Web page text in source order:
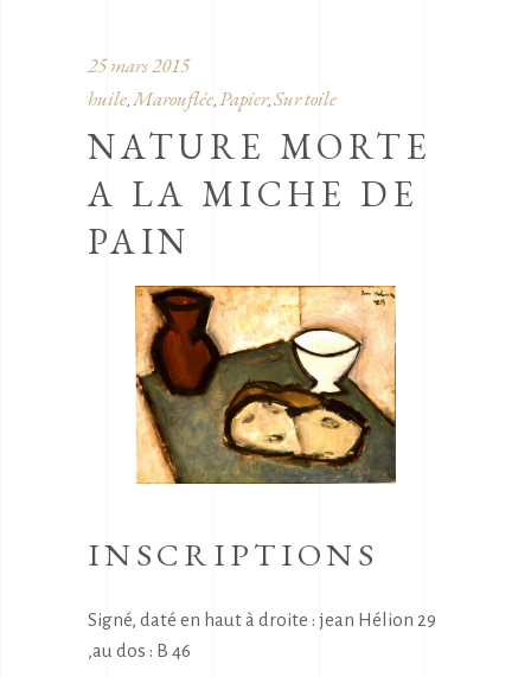
25 mars 2015
huile,Marouflée, Papier, Sur toile
NATURE MORTE
A LA MICHE DE
PAIN
INSCRIPTIONS
Signé, daté en haut à droite : jean Hélion 29
,au dos : B 46